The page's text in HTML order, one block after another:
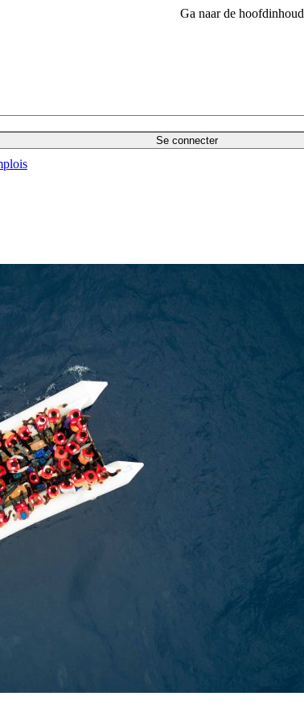
Ga naar de hoofdinhoud
Se connecter